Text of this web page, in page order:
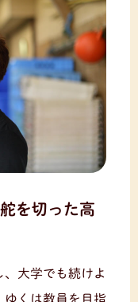
を切った高
大学でも続けよ
ゆくは教員を目指